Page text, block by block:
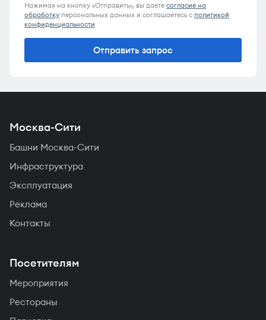
Нажимая на кнопку «Отправить», вы даете согласие на
обработку персональных данных и соглашаетесь c политикой
конфиденциальности
Отправить запрос
Москва-Сити
Башни Москва-Сити
Инфраструктура
Эксплуатация
Реклама
Контакты
Посетителям
Мероприятия
Рестораны